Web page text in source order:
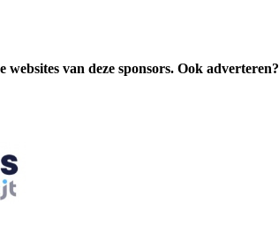
websites van deze sponsors. Ook adverteren?